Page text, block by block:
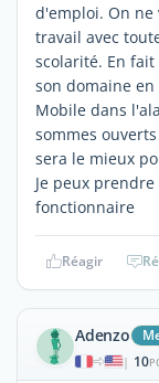
d'emploi. On
travail avec
scolarité. En
son domaine
Mobile dans
sommes
sera le mieux
Je peux
fonctionnaire
Réagir
Adenzo
| 10